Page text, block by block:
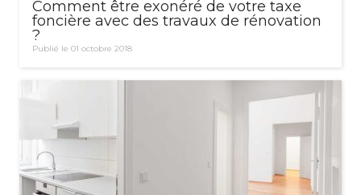
Comment être exonéré de votre taxe
foncière avec des travaux de rénovation
?
Publié le 01 octobre 2018